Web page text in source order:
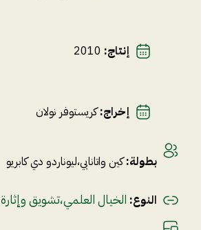
إنتاج:
2010
إخراج: كريستوفر نولان
بطولة: كين واتانابي،ليوناردو دي كابريو
النوع: الخيال العلمي،تشويق وإثارة